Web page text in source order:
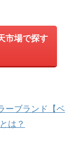
市場で探す
ーブランド【ベ
は？